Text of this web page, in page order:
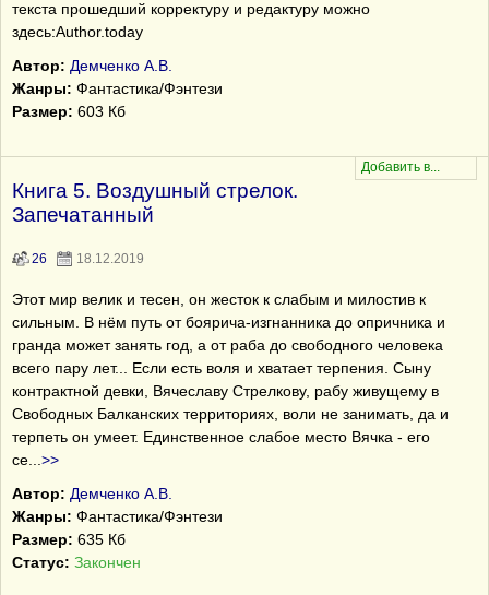
текста прошедший корректуру и редактуру можно
здесь:Author.today
Автор: Демченко А.В.
Жанры: Фантастика/Фэнтези
Размер: 603 Кб
Книга 5. Воздушный стрелок.
Запечатанный
26 18.12.2019
Этот мир велик и тесен, он жесток к слабым и милостив к
сильным. В нём путь от боярича-изгнанника до опричника и
гранда может занять год, а от раба до свободного человека
всего пару лет... Если есть воля и хватает терпения. Сыну
контрактной девки, Вячеславу Стрелкову, рабу живущему в
Свободных Балканских территориях, воли не занимать, да и
терпеть он умеет. Единственное слабое место Вячка - его
се
>>
Автор: Демченко А.В.
Жанры: Фантастика/Фэнтези
Размер: 635 Кб
Статус: Закончен